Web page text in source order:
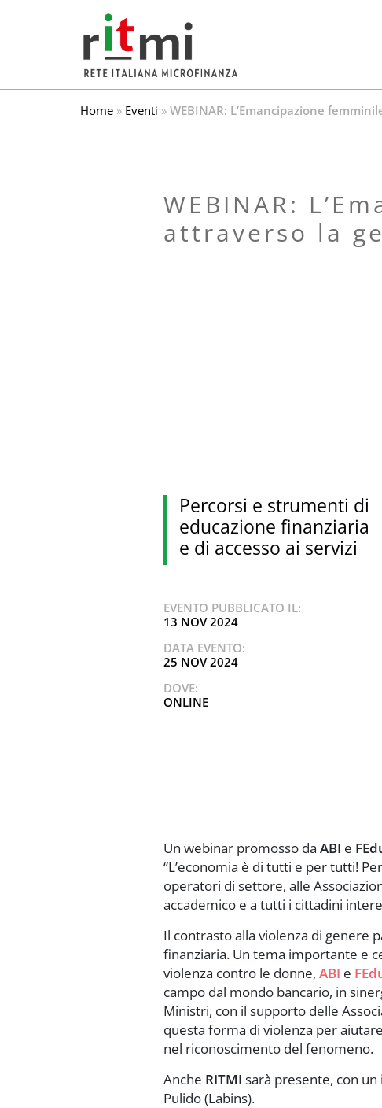
Home » Eventi » WEBINAR: L’Emancipazione
WEBINAR: L’Emancipazione femminile passa anche
attraverso la
Percorsi e strumenti di
educazione finanziaria
e di accesso ai servizi
EVENTO PUBBLICATO IL:
13 NOV 2024
DATA EVENTO:
25 NOV 2024
DOVE:
ONLINE
Un webinar promosso daABI e
“L’economia è di tutti e per tutti!
operatori di settore, alle
accademico e a tutti i cittadini
Il contrasto alla violenza di genere
finanziaria. Un tema importante e
violenza contro le donne,ABI e
campo dal mondo bancario, in
Ministri, con il supporto delle
questa forma di violenza per
nel riconoscimento del fenomeno.
Anche RITMI sarà presente, con
Pulido (Labins).